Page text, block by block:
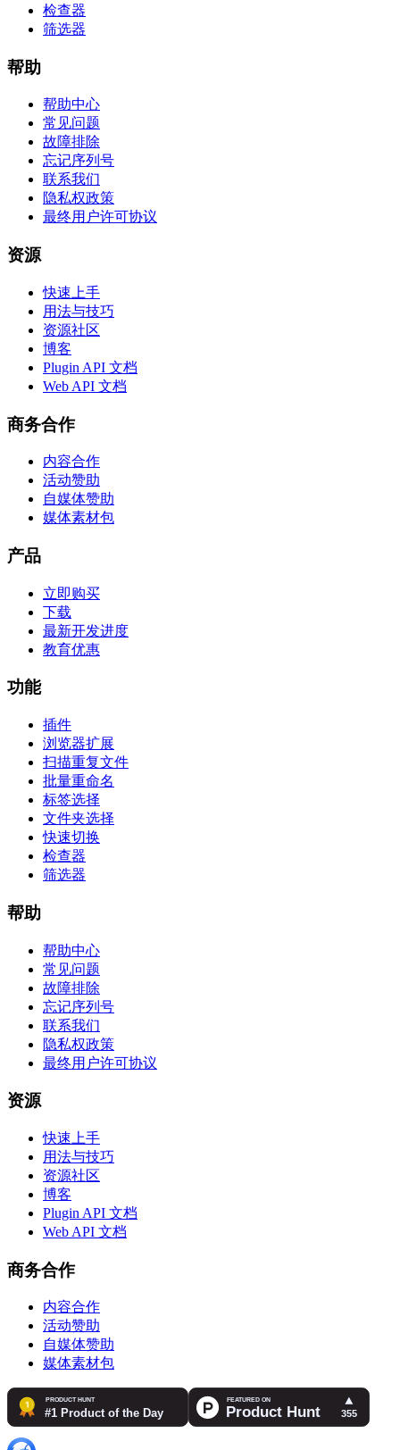
检查器
筛选器
帮助
帮助中心
常见问题
故障排除
忘记序列号
联系我们
隐私权政策
最终用户许可协议
资源
快速上手
用法与技巧
资源社区
博客
Plugin API 文档
Web API 文档
商务合作
内容合作
活动赞助
自媒体赞助
媒体素材包
产品
立即购买
下载
最新开发进度
教育优惠
功能
插件
浏览器扩展
扫描重复文件
批量重命名
标签选择
文件夹选择
快速切换
检查器
筛选器
帮助
帮助中心
常见问题
故障排除
忘记序列号
联系我们
隐私权政策
最终用户许可协议
资源
快速上手
用法与技巧
资源社区
博客
Plugin API 文档
Web API 文档
商务合作
内容合作
活动赞助
自媒体赞助
媒体素材包